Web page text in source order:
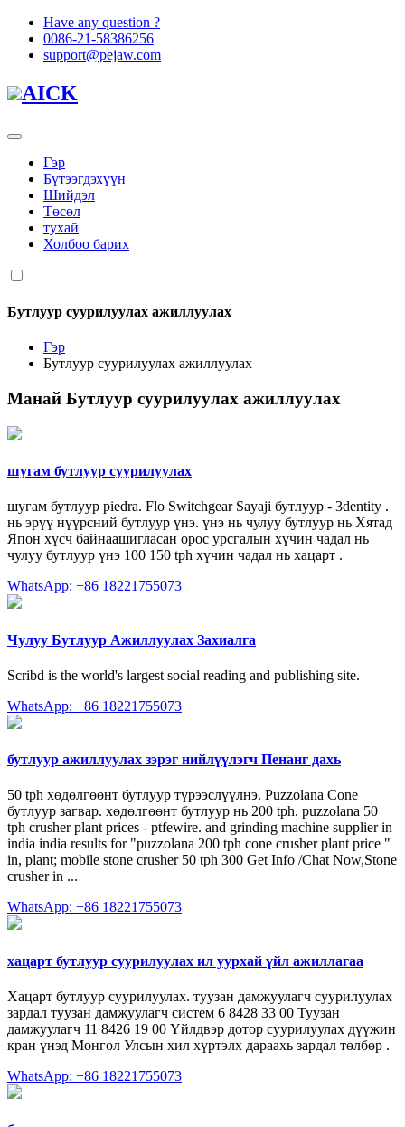
Have any question ?
0086-21-58386256
support@pejaw.com
AICK
Гэр
Бүтээгдэхүүн
Шийдэл
Төсөл
тухай
Холбоо барих
Бутлуур суурилуулах ажиллуулах
Гэр
Бутлуур суурилуулах ажиллуулах
Манай Бутлуур суурилуулах ажиллуулах
шугам бутлуур суурилуулах
шугам бутлуур piedra. Flo Switchgear Sayaji бутлуур - 3dentity .
нь эрүү нүүрсний бутлуур үнэ. үнэ нь чулуу бутлуур нь Хятад
Япон хүсч байнаашигласан орос урсгалын хүчин чадал нь
чулуу бутлуур үнэ 100 150 tph хүчин чадал нь хацарт .
WhatsApp: +86 18221755073
Чулуу Бутлуур Ажиллуулах Захиалга
Scribd is the world's largest social reading and publishing site.
WhatsApp: +86 18221755073
бутлуур ажиллуулах зэрэг нийлүүлэгч Пенанг дахь
50 tph хөдөлгөөнт бутлуур түрээслүүлнэ. Puzzolana Cone
бутлуур загвар. хөдөлгөөнт бутлуур нь 200 tph. puzzolana 50
tph crusher plant prices - ptfewire. and grinding machine supplier in
india india results for "puzzolana 200 tph cone crusher plant price "
in, plant; mobile stone crusher 50 tph 300 Get Info /Chat Now,Stone
crusher in ...
WhatsApp: +86 18221755073
хацарт бутлуур суурилуулах ил уурхай үйл ажиллагаа
Хацарт бутлуур суурилуулах. туузан дамжуулагч суурилуулах
зардал туузан дамжуулагч систем 6 8428 33 00 Туузан
дамжуулагч 11 8426 19 00 Үйлдвэр дотор суурилуулах дүүжин
кран үнэд Монгол Улсын хил хүртэлх дараахь зардал төлбөр .
WhatsApp: +86 18221755073